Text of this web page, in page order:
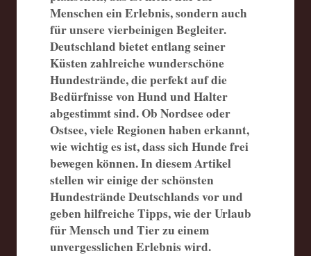
Menschen ein Erlebnis, sondern auch
für unsere vierbeinigen Begleiter.
Deutschland bietet entlang seiner
Küsten zahlreiche wunderschöne
Hundestrände, die perfekt auf die
Bedürfnisse von Hund und Halter
abgestimmt sind. Ob Nordsee oder
Ostsee, viele Regionen haben erkannt,
wie wichtig es ist, dass sich Hunde frei
bewegen können. In diesem Artikel
stellen wir einige der schönsten
Hundestrände Deutschlands vor und
geben hilfreiche Tipps, wie der Urlaub
für Mensch und Tier zu einem
unvergesslichen Erlebnis wird.